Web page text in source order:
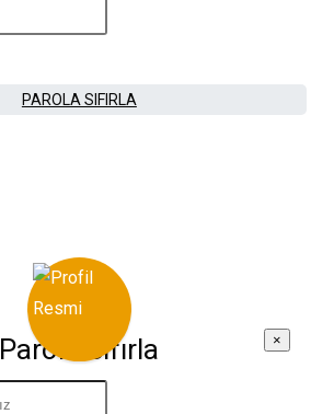
PAROLA SIFIRLA
Parola Sıfırla ×